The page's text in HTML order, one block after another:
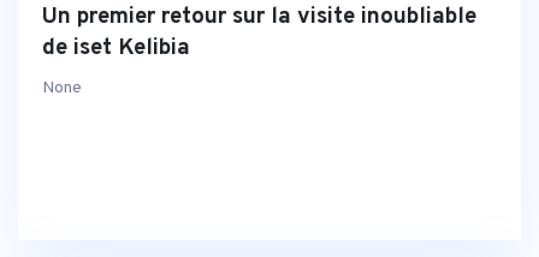
Un premier retour sur la visite inoubliable
de iset Kelibia
None